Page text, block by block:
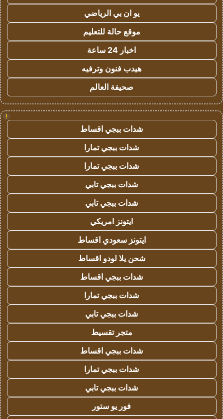
يو ان بي الرياضي
موقع حالة للتعليم
اخبار 24 ساعة
هيدب فنون وترفيه
صحيفة العالم
!
شدات ببجي اقساط
شدات ببجي تمارا
شدات ببجي تمارا
شدات ببجي تابي
شدات ببجي تابي
ايتونز امريكي
ايتونز سعودي اقساط
شحن يلا لودو اقساط
شدات ببجي اقساط
شدات ببجي تمارا
شدات ببجي تابي
متجر تقسيط
شدات ببجي اقساط
شدات ببجي تمارا
شدات ببجي تابي
فور يو ستور